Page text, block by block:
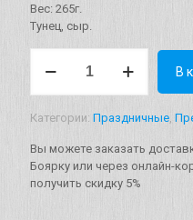
Вес: 265г.
Тунец, сыр.
товара
Вага:
265г.
В
Категории: Праздничные,
Вы можете заказать
Боярку или через онлайн-
получить скидку 5%